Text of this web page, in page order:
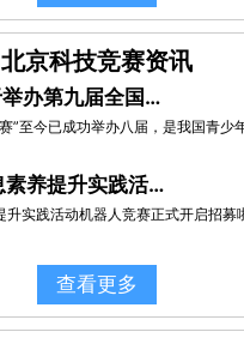
北京科技竞赛资讯
通知公告 | 关于举办第九届全国青少年无人机大赛北京市赛的通知（第一轮）
北京市师生信息素养提升实践活动机器人竞赛正式开启招募啦！
查看更多